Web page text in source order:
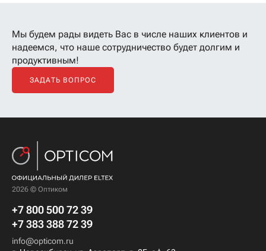
Мы будем рады видеть Вас в числе наших клиентов и
надеемся, что наше сотрудничество будет долгим и
продуктивным!
ЗАДАТЬ ВОПРОС
2026 © Оптиком
+7 800 500 72 39
+7 383 388 72 39
info@opticom.ru